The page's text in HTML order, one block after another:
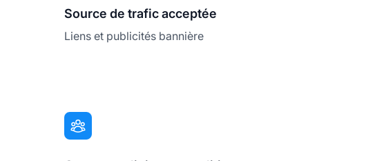
Source de trafic acceptée
Liens et publicités bannière